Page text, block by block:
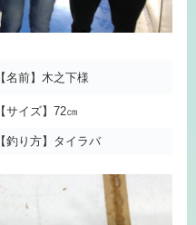
【名前】木之下様
【サイズ】72㎝
【釣り方】タイラバ